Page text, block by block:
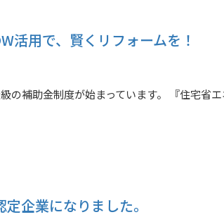
活用で、賢くリフォームを！
の補助金制度が始まっています。 『住宅省
企業になりました。